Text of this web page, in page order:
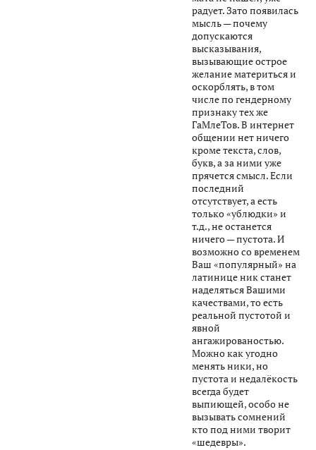
радует. Зато появилась
мысль — почему
допускаются
высказывания,
вызывающие острое
желание материться и
оскорблять, в том
числе по гендерному
признаку тех же
ГаМлеТов. В интернет
общении нет ничего
кроме текста, слов,
букв, а за ними уже
прячется смысл. Если
последний
отсутствует, а есть
только «ублюдки» и
т.д., не останется
ничего — пустота. И
возможно со временем
Ваш «популярный» на
латинице ник станет
наделяться Вашими
качествами, то есть
реальной пустотой и
явной
ангажированостью.
Можно как угодно
менять ники, но
пустота и недалёкость
всегда будет
выпиющей, особо не
вызывать сомнений
кто под ними творит
«шедевры».